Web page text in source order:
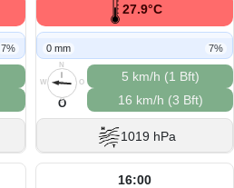
7%
27.9°C
0 mm 7%
N
O
S
W
O
5 km/h (1 Bft)
16 km/h (3 Bft)
1019 hPa
16:00